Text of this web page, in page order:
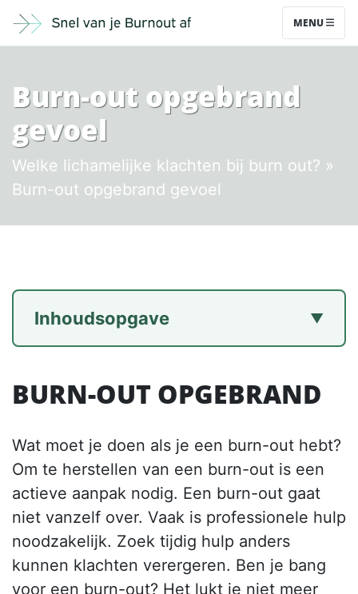
MENU
Burn-out opgebrand
gevoel
Welke lichamelijke klachten bij burn out? »
Burn-out opgebrand gevoel
Inhoudsopgave
BURN-OUT OPGEBRAND
Wat moet je doen als je een burn-out hebt?
Om te herstellen van een burn-out is een
actieve aanpak nodig. Een burn-out gaat
niet vanzelf over. Vaak is professionele hulp
noodzakelijk. Zoek tijdig hulp anders
kunnen klachten verergeren. Ben je bang
voor een burn-out? Het lukt je niet meer